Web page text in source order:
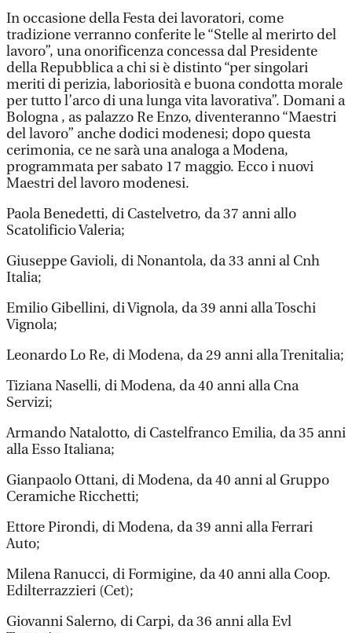
In occasione della Festa dei lavoratori, come
tradizione verranno conferite le “Stelle al merirto del
lavoro”, una onorificenza concessa dal Presidente
della Repubblica a chi si è distinto “per singolari
meriti di perizia, laboriosità e buona condotta morale
per tutto l’arco di una lunga vita lavorativa”. Domani a
Bologna , as palazzo Re Enzo, diventeranno “Maestri
del lavoro” anche dodici modenesi; dopo questa
cerimonia, ce ne sarà una analoga a Modena,
programmata per sabato 17 maggio. Ecco i nuovi
Maestri del lavoro modenesi.
Paola Benedetti, di Castelvetro, da 37 anni allo
Scatolificio Valeria;
Giuseppe Gavioli, di Nonantola, da 33 anni al Cnh
Italia;
Emilio Gibellini, di Vignola, da 39 anni alla Toschi
Vignola;
Leonardo Lo Re, di Modena, da 29 anni alla Trenitalia;
Tiziana Naselli, di Modena, da 40 anni alla Cna
Servizi;
Armando Natalotto, di Castelfranco Emilia, da 35 anni
alla Esso Italiana;
Gianpaolo Ottani, di Modena, da 40 anni al Gruppo
Ceramiche Ricchetti;
Ettore Pirondi, di Modena, da 39 anni alla Ferrari
Auto;
Milena Ranucci, di Formigine, da 40 anni alla Coop.
Edilterrazzieri (Cet);
Giovanni Salerno, di Carpi, da 36 anni alla Evl